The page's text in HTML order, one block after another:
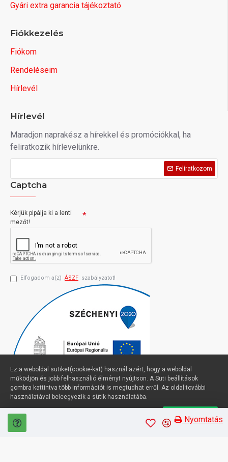
Nyomtatás
Gyári extra garancia tájékoztató
Fiókkezelés
Fiókom
Rendeléseim
Hírlevél
Hírlevél
Maradjon naprakész a hírekkel és promóciókkal, ha
feliratkozik hírlevelünkre.
Felíratkozom
Captcha
Kérjük pipálja ki a lenti
mezőt!
Elfogadom a(z) ÁSZF szabályzatot!
Profimuszaki.hu - exPanda ERP
Ez a weboldal sütiket(cookie-kat) használ azért, hogy a weboldal
működjön és jobb felhasználió élményt nyújtson. A Süti beállítások
gombra kattintva több információt is megtudhat erről. Az oldal további
használatával beleegyezik a sütik használatába.
Süti beállítások Elfogadom